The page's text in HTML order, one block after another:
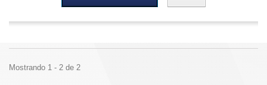
Mostrando 1 - 2 de 2